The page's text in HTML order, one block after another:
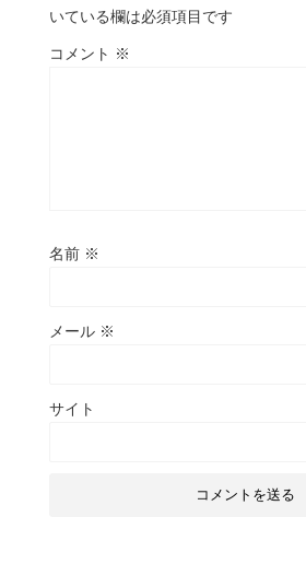
いている欄は必須項目です
コメント ※
名前 ※
メール ※
サイト